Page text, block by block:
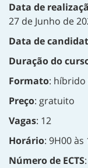
Data de
27 de Junho de
Data de
Duração do
Formato: híbrido
Preço: gratuito
Vagas: 12
Horário: 9H00 às
Número de ECTS